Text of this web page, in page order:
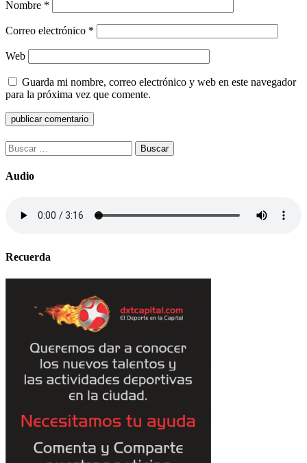
Nombre *
Correo electrónico *
Web
Guarda mi nombre, correo electrónico y web en este navegador
para la próxima vez que comente.
Buscar:
Audio
Recuerda